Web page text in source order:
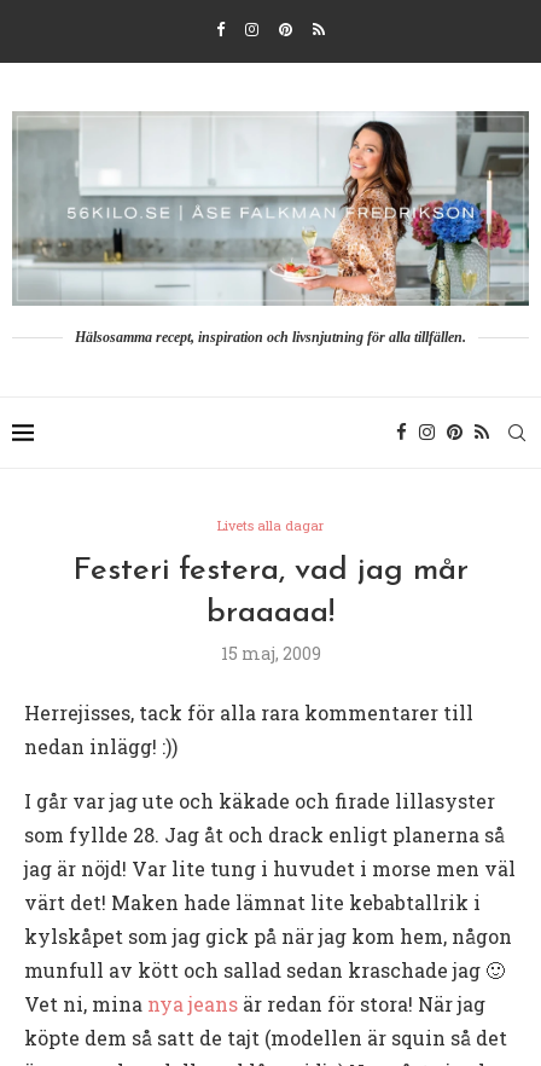
Hälsosamma recept, inspiration och livsnjutning för alla tillfällen.
Livets alla dagar
Festeri festera, vad jag mår
braaaaa!
15 maj, 2009
Herrejisses, tack för alla rara kommentarer till
nedan inlägg! :))
I går var jag ute och käkade och firade lillasyster
som fyllde 28. Jag åt och drack enligt planerna så
jag är nöjd! Var lite tung i huvudet i morse men väl
värt det! Maken hade lämnat lite kebabtallrik i
kylskåpet som jag gick på när jag kom hem, någon
munfull av kött och sallad sedan kraschade jag 🙂
Vet ni, mina nya jeans är redan för stora! När jag
köpte dem så satt de tajt (modellen är squin så det